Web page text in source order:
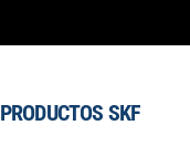
PRODUCTOS SKF